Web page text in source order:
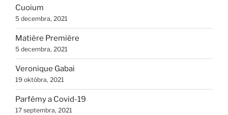
Cuoium
5 decembra, 2021
Matière Première
5 decembra, 2021
Veronique Gabai
19 októbra, 2021
Parfémy a Covid-19
17 septembra, 2021